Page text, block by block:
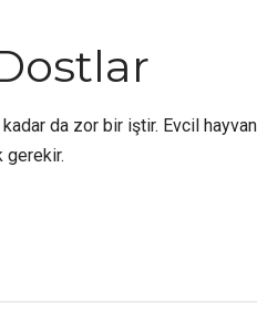
da zor bir iştir. Evcil
gerekir.